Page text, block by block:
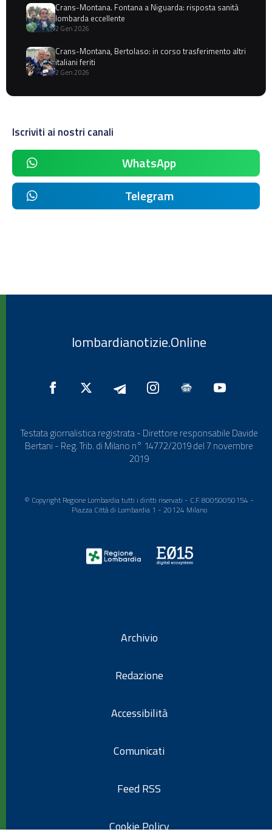
Crans-Montana. Fontana a Niguarda: risposta sanità
lombarda eccellente
2 Gen 2026
Crans-Montana, Bertolaso: in corso trasferimento altri
italiani feriti
2 Gen 2026
Iscriviti ai nostri canali
WhatsApp
Telegram
lombardianotizie.Online
Testata giornalistica registrata - Direttore responsabile Davide
Bertani - Reg. Trib. di Milano n° 14772/2019 del 7 novembre
2019
© Copyright Regione Lombardia tutti i diritti riservati - C.F. 80050050154 -
Piazza Città di Lombardia 1 - 20124 Milano
Archivio
Redazione
Accessibilità
Comunicati
Feed RSS
Cookie Policy